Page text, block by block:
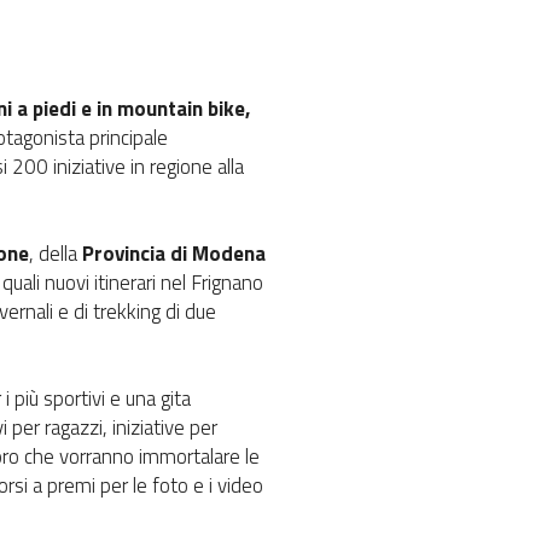
a piedi e in mountain bike,
principale
200 iniziative in regione alla
, dellaProvincia di Modena
nuovi itinerari nel Frignano
e di trekking di due
più sportivi e una gita
per ragazzi, iniziative per
che vorranno immortalare le
a premi per le foto e i video